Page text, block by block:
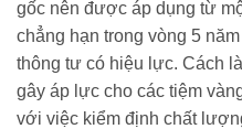
gốc nên được áp dụng từ
chẳng hạn trong vòng 5
thông tư có hiệu lực. Cách
gây áp lực cho các tiệm
với việc kiểm định chất